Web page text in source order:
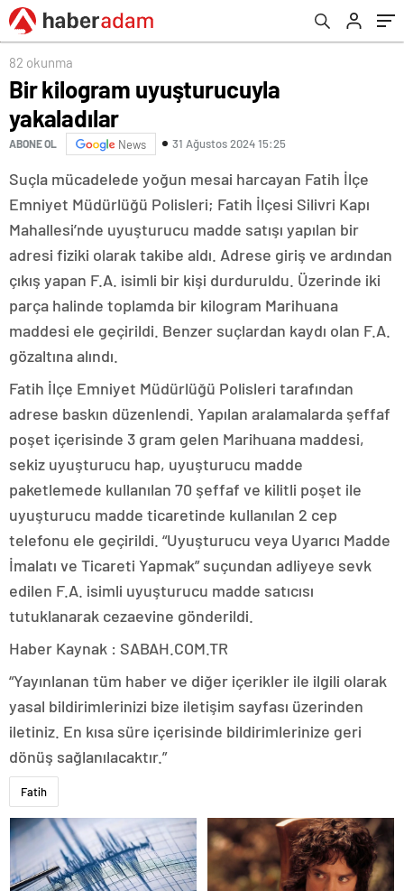
82 okunma
Bir kilogram uyuşturucuyla
yakaladılar
ABONE OL News 31 Ağustos 2024 15:25
Suçla mücadelede yoğun mesai harcayan Fatih İlçe
Emniyet Müdürlüğü Polisleri; Fatih İlçesi Silivri Kapı
Mahallesi’nde uyuşturucu madde satışı yapılan bir
adresi fiziki olarak takibe aldı. Adrese giriş ve ardından
çıkış yapan F.A. isimli bir kişi durduruldu. Üzerinde iki
parça halinde toplamda bir kilogram Marihuana
maddesi ele geçirildi. Benzer suçlardan kaydı olan F.A.
gözaltına alındı.
Fatih İlçe Emniyet Müdürlüğü Polisleri tarafından
adrese baskın düzenlendi. Yapılan aralamalarda şeffaf
poşet içerisinde 3 gram gelen Marihuana maddesi,
sekiz uyuşturucu hap, uyuşturucu madde
paketlemede kullanılan 70 şeffaf ve kilitli poşet ile
uyuşturucu madde ticaretinde kullanılan 2 cep
telefonu ele geçirildi. “Uyuşturucu veya Uyarıcı Madde
İmalatı ve Ticareti Yapmak” suçundan adliyeye sevk
edilen F.A. isimli uyuşturucu madde satıcısı
tutuklanarak cezaevine gönderildi.
Haber Kaynak : SABAH.COM.TR
“Yayınlanan tüm haber ve diğer içerikler ile ilgili olarak
yasal bildirimlerinizi bize iletişim sayfası üzerinden
iletiniz. En kısa süre içerisinde bildirimlerinize geri
dönüş sağlanılacaktır.”
Fatih